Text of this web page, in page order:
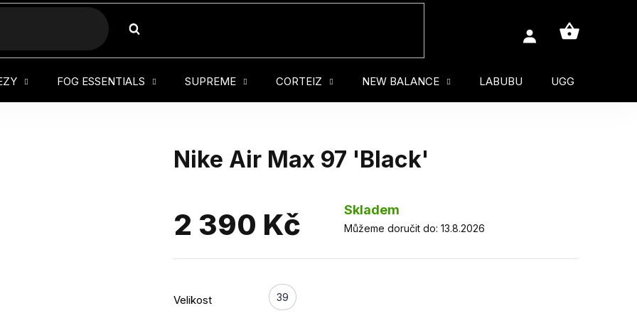
HLEDAT
FOG ESSENTIALS SUPREME CORTEIZ NEW BALANCE LABUBU UGG
Nike Air Max 97 'Black'
2 390 Kč Skladem
Velikost 39
Můžeme doručit do: 13.8.2026